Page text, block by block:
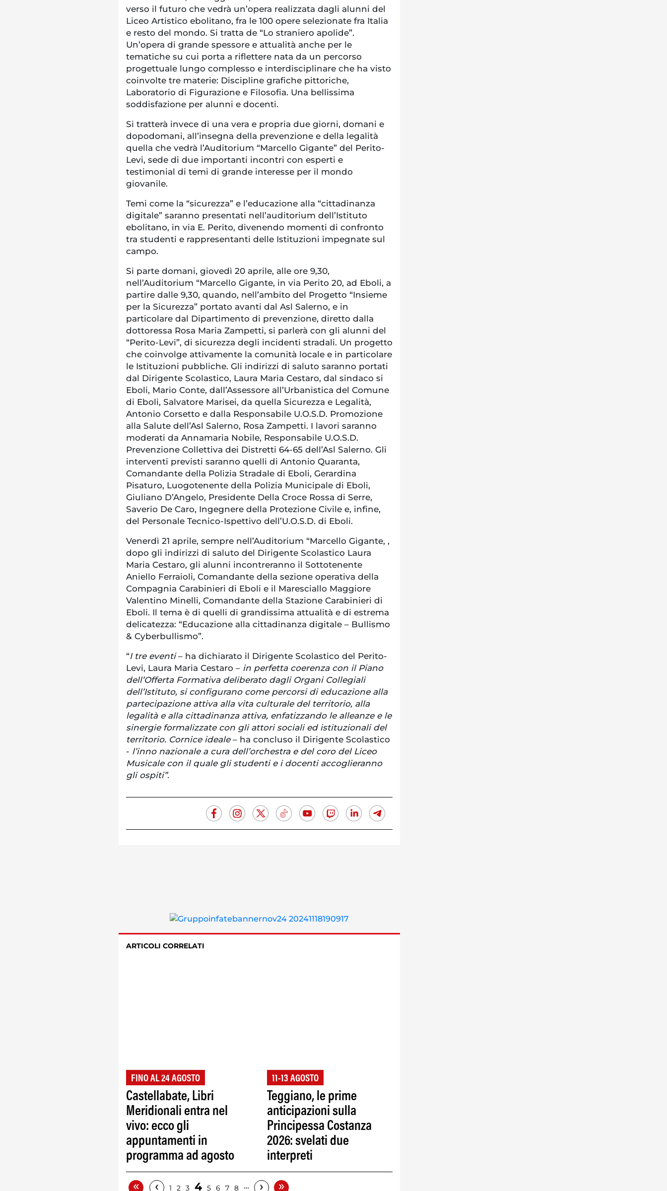
verso il futuro che vedrà un’opera realizzata dagli alunni del
Liceo Artistico ebolitano, fra le 100 opere selezionate fra Italia
e resto del mondo. Si tratta de “Lo straniero apolide”.
Un’opera di grande spessore e attualità anche per le
tematiche su cui porta a riflettere nata da un percorso
progettuale lungo complesso e interdisciplinare che ha visto
coinvolte tre materie: Discipline grafiche pittoriche,
Laboratorio di Figurazione e Filosofia. Una bellissima
soddisfazione per alunni e docenti.
Si tratterà invece di una vera e propria due giorni, domani e
dopodomani, all’insegna della prevenzione e della legalità
quella che vedrà l’Auditorium “Marcello Gigante” del Perito-
Levi, sede di due importanti incontri con esperti e
testimonial di temi di grande interesse per il mondo
giovanile.
Temi come la “sicurezza” e l’educazione alla “cittadinanza
digitale” saranno presentati nell’auditorium dell’Istituto
ebolitano, in via E. Perito, divenendo momenti di confronto
tra studenti e rappresentanti delle Istituzioni impegnate sul
campo.
Si parte domani, giovedì 20 aprile, alle ore 9,30,
nell’Auditorium “Marcello Gigante, in via Perito 20, ad Eboli, a
partire dalle 9,30, quando, nell’ambito del Progetto “Insieme
per la Sicurezza” portato avanti dal Asl Salerno, e in
particolare dal Dipartimento di prevenzione, diretto dalla
dottoressa Rosa Maria Zampetti, si parlerà con gli alunni del
“Perito-Levi”, di sicurezza degli incidenti stradali. Un progetto
che coinvolge attivamente la comunità locale e in particolare
le Istituzioni pubbliche. Gli indirizzi di saluto saranno portati
dal Dirigente Scolastico, Laura Maria Cestaro, dal sindaco si
Eboli, Mario Conte, dall’Assessore all’Urbanistica del Comune
di Eboli, Salvatore Marisei, da quella Sicurezza e Legalità,
Antonio Corsetto e dalla Responsabile U.O.S.D. Promozione
alla Salute dell’Asl Salerno, Rosa Zampetti. I lavori saranno
moderati da Annamaria Nobile, Responsabile U.O.S.D.
Prevenzione Collettiva dei Distretti 64-65 dell’Asl Salerno. Gli
interventi previsti saranno quelli di Antonio Quaranta,
Comandante della Polizia Stradale di Eboli, Gerardina
Pisaturo, Luogotenente della Polizia Municipale di Eboli,
Giuliano D’Angelo, Presidente Della Croce Rossa di Serre,
Saverio De Caro, Ingegnere della Protezione Civile e, infine,
del Personale Tecnico-Ispettivo dell’U.O.S.D. di Eboli.
Venerdì 21 aprile, sempre nell’Auditorium “Marcello Gigante, ,
dopo gli indirizzi di saluto del Dirigente Scolastico Laura
Maria Cestaro, gli alunni incontreranno il Sottotenente
Aniello Ferraioli, Comandante della sezione operativa della
Compagnia Carabinieri di Eboli e il Maresciallo Maggiore
Valentino Minelli, Comandante della Stazione Carabinieri di
Eboli. Il tema è di quelli di grandissima attualità e di estrema
delicatezza: “Educazione alla cittadinanza digitale – Bullismo
& Cyberbullismo”.
“I tre eventi– ha dichiarato il Dirigente Scolastico del Perito-
Levi, Laura Maria Cestaro – in perfetta coerenza con il Piano
dell’Offerta Formativa deliberato dagli Organi Collegiali
dell’Istituto, si configurano come percorsi di educazione alla
partecipazione attiva alla vita culturale del territorio, alla
legalità e alla cittadinanza attiva, enfatizzando le alleanze e le
sinergie formalizzate con gli attori sociali ed istituzionali del
territorio. Cornice ideale – ha concluso il Dirigente Scolastico
- l’inno nazionale a cura dell’orchestra e del coro del Liceo
Musicale con il quale gli studenti e i docenti accoglieranno
gli ospiti”.
ARTICOLI CORRELATI
FINO AL 24 AGOSTO
Castellabate, Libri
Meridionali entra nel
vivo: ecco gli
appuntamenti in
programma ad agosto
11-13 AGOSTO
Teggiano, le prime
anticipazioni sulla
Principessa Costanza
2026: svelati due
interpreti
« ‹ 1 2 3 4 5 6 7 8 … › »